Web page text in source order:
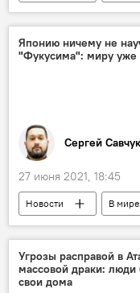
Коронавирус
Японию ничему не
"Фукусима": миру уже
Сергей Савчук
27 июня 2021, 18:45
Новости В мире
колумнистика
Угрозы расправой в
массовой драки: люди
свои дома